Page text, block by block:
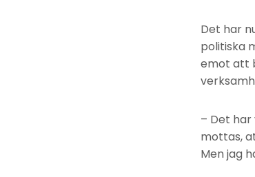
Det har
politiska
emot att
– Det
mottas,
Men jag